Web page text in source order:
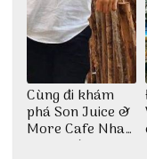
Cùng đi khám
phá Son Juice &
More Cafe Nha
Trang với anh